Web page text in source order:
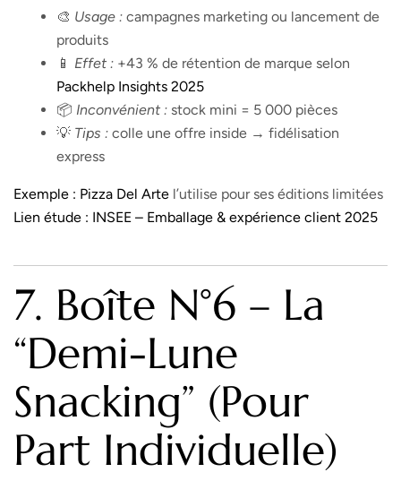
🎨 Usage : campagnes marketing ou lancement de
produits
📱 Effet : +43 % de rétention de marque selon
Packhelp Insights 2025
📦 Inconvénient : stock mini = 5 000 pièces
💡 Tips : colle une offre inside → fidélisation
express
Exemple : Pizza Del Arte l’utilise pour ses éditions limitées
Lien étude : INSEE – Emballage & expérience client 2025
7. Boîte N°6 – La
“demi-Lune
Snacking” (pour
Part Individuelle)